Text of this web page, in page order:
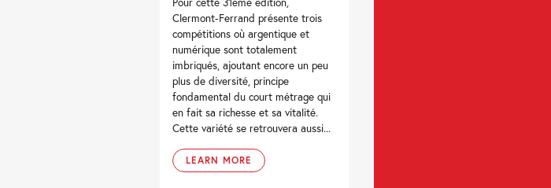
Clermont-Ferrand présente trois
compétitions où argentique et
numérique sont totalement
imbriqués, ajoutant encore un peu
plus de diversité, principe
fondamental du court métrage qui
en fait sa richesse et sa vitalité.
Cette variété se retrouvera aussi...
LEARN MORE